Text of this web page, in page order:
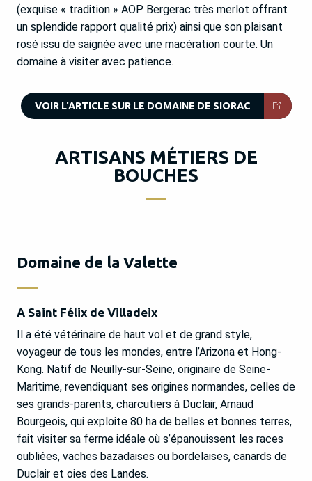
(exquise « tradition » AOP Bergerac très merlot offrant
un splendide rapport qualité prix) ainsi que son plaisant
rosé issu de saignée avec une macération courte. Un
domaine à visiter avec patience.
VOIR L'ARTICLE SUR LE DOMAINE DE SIORAC
ARTISANS MÉTIERS DE
BOUCHES
Domaine de la Valette
A Saint Félix de Villadeix
Il a été vétérinaire de haut vol et de grand style,
voyageur de tous les mondes, entre l’Arizona et Hong-
Kong. Natif de Neuilly-sur-Seine, originaire de Seine-
Maritime, revendiquant ses origines normandes, celles de
ses grands-parents, charcutiers à Duclair, Arnaud
Bourgeois, qui exploite 80 ha de belles et bonnes terres,
fait visiter sa ferme idéale où s’épanouissent les races
oubliées, vaches bazadaises ou bordelaises, canards de
Duclair et oies des Landes.